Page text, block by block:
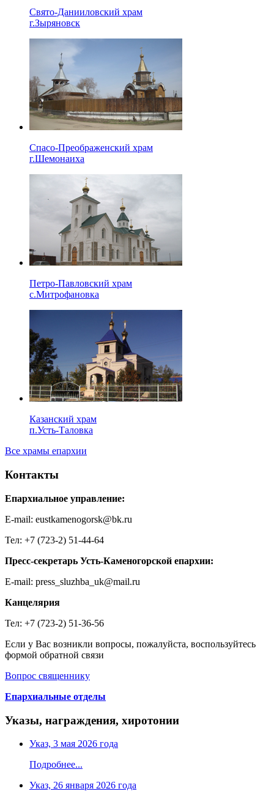
Свято-Данииловский храм
г.Зыряновск
Спасо-Преображенский храм
г.Шемонаиха
Петро-Павловский храм
с.Митрофановка
Казанский храм
п.Усть-Таловка
Все храмы епархии
Контакты
Епархиальное управление:
E-mail: eustkamenogorsk@bk.ru
Тел: +7 (723-2) 51-44-64
Пресс-секретарь Усть-Каменогорской епархии:
E-mail: press_sluzhba_uk@mail.ru
Канцелярия
Тел: +7 (723-2) 51-36-56
Если у Вас возникли вопросы, пожалуйста, воспользуйтесь
формой обратной связи
Вопрос священнику
Епархиальные отделы
Указы, награждения, хиротонии
Указ, 3 мая 2026 года
Подробнее...
Указ, 26 января 2026 года